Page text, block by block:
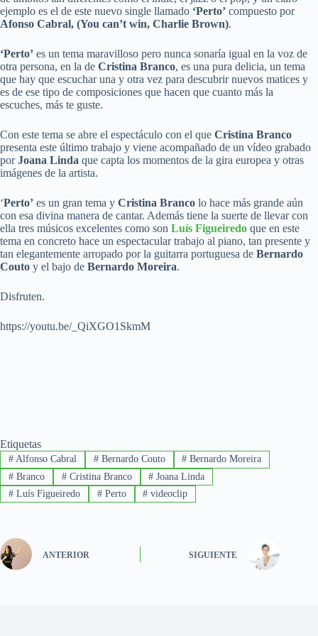
ejemplo es el de este nuevo single llamado ‘Perto’ compuesto por
Afonso Cabral, (You can’t win, Charlie Brown).
‘Perto’ es un tema maravilloso pero nunca sonaría igual en la voz de
otra persona, en la de Cristina Branco, es una pura delicia, un tema
que hay que escuchar una y otra vez para descubrir nuevos matices y
es de ese tipo de composiciones que hacen que cuanto más la
escuches, más te guste.
Con este tema se abre el espectáculo con el que Cristina Branco
presenta este último trabajo y viene acompañado de un vídeo grabado
porJoana Linda que capta los momentos de la gira europea y otras
imágenes de la artista.
‘Perto’ es un gran tema y Cristina Branco lo hace más grande aún
con esa divina manera de cantar. Además tiene la suerte de llevar con
ella tres músicos excelentes como son Luís Figueiredo que en este
tema en concreto hace un espectacular trabajo al piano, tan presente y
tan elegantemente arropado por la guitarra portuguesa de Bernardo
Couto y el bajo de Bernardo Moreira.
Disfruten.
https://youtu.be/_QiXGO1SkmM
Etiquetas
#Alfonso Cabral #Bernardo Couto # Bernardo Moreira
#Branco #Cristina Branco # Joana Linda
#Luís Figueiredo #Perto # videoclip
ANTERIOR SIGUIENTE